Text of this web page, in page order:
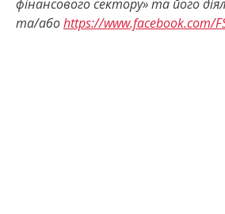
фінансового сектору» та його
та/абоhttps://www.facebook.com/